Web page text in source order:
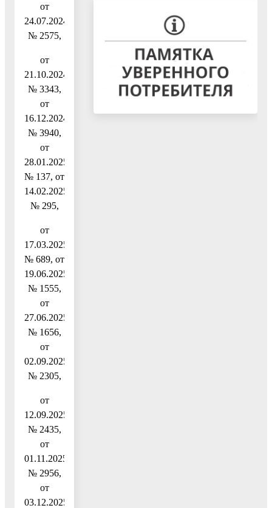
от
24.07.2024
№ 2575,
от
21.10.2024
№ 3343,
от
16.12.2024
№ 3940,
от
28.01.2025
№ 137, от
14.02.2025
№ 295,
от
17.03.2025
№ 689, от
19.06.2025
№ 1555,
от
27.06.2025
№ 1656,
от
02.09.2025
№ 2305,
от
12.09.2025
№ 2435,
от
01.11.2025
№ 2956,
от
03.12.2025